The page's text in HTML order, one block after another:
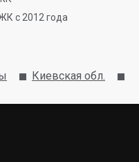
с 2012 года
Киевская обл.